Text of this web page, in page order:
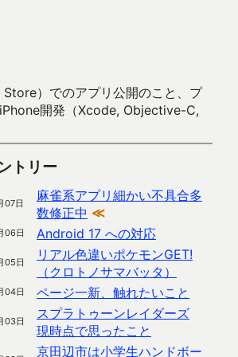
）でのアプリ公開のこと、プ
開発（Xcode, Objective-C,
トリー
07日
麻雀系アプリ細かい不具合多
数修正中 ≪
06日 Android 17 への対応
05日
リアル色違いポケモンGET!
（クロトノサマバッタ）
04日 ページ一新、触れたいこと
03日
スプラトゥーンレイダーズ
現時点で思ったこと
京田辺市は小学生ハンドボー